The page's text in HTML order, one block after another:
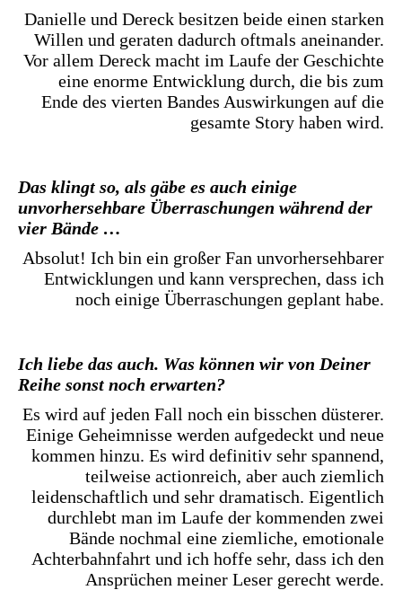
Danielle und Dereck besitzen beide einen starken
Willen und geraten dadurch oftmals aneinander.
Vor allem Dereck macht im Laufe der Geschichte
eine enorme Entwicklung durch, die bis zum
Ende des vierten Bandes Auswirkungen auf die
gesamte Story haben wird.
Das klingt so, als gäbe es auch einige
unvorhersehbare Überraschungen während der
vier Bände …
Absolut! Ich bin ein großer Fan unvorhersehbarer
Entwicklungen und kann versprechen, dass ich
noch einige Überraschungen geplant habe.
Ich liebe das auch. Was können wir von Deiner
Reihe sonst noch erwarten?
Es wird auf jeden Fall noch ein bisschen düsterer.
Einige Geheimnisse werden aufgedeckt und neue
kommen hinzu. Es wird definitiv sehr spannend,
teilweise actionreich, aber auch ziemlich
leidenschaftlich und sehr dramatisch. Eigentlich
durchlebt man im Laufe der kommenden zwei
Bände nochmal eine ziemliche, emotionale
Achterbahnfahrt und ich hoffe sehr, dass ich den
Ansprüchen meiner Leser gerecht werde.